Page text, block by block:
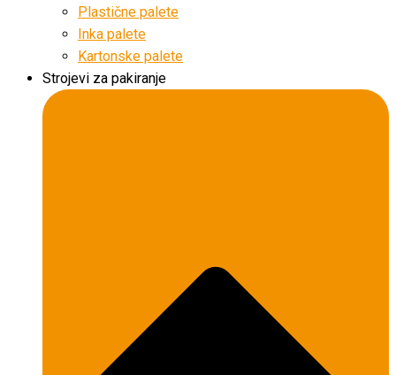
Plastične palete
Inka palete
Kartonske palete
Strojevi za pakiranje